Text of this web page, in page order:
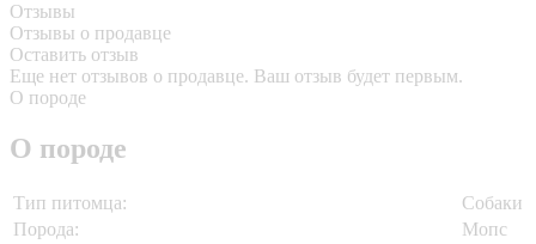
Отзывы
Отзывы о продавце
Оставить отзыв
Еще нет отзывов о продавце. Ваш отзыв будет первым.
О породе
О породе
Тип питомца:
Собаки
Порода:
Мопс